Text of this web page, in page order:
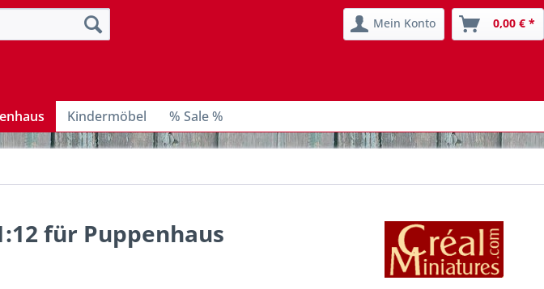
Mein Konto 0,00 € *
Kindermöbel % Sale %
für Puppenhaus